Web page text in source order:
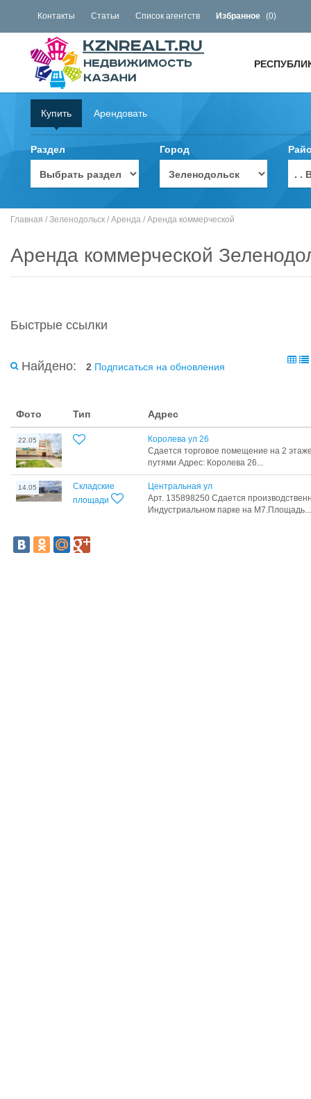
Контакты Статьи Список агентств Избранное (0)
Купить Арендовать
Раздел Город
. .
Главная / Зеленодольск / Аренда / Аренда коммерческой
Аренда коммерческой
Быстрые ссылки
Найдено: 2 Подписаться на обновления
Фото Тип Адрес
22.05
Королева ул 26
Сдается торговое помещение на 2
путями Адрес: Королева 26...
14.05
Складские
площади
Центральная ул
Арт. 135898250 Сдается
Индустриальном парке на М7.Площадь...